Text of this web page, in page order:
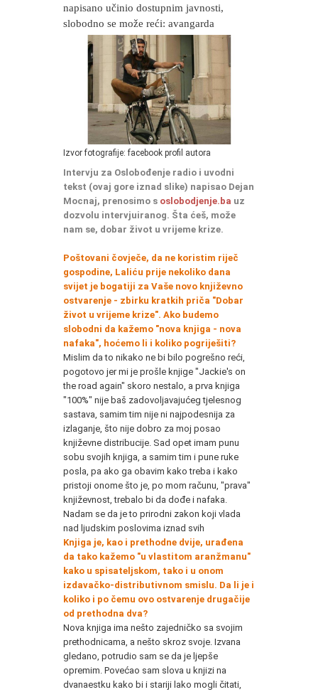
napisano učinio dostupnim javnosti,
slobodno se može reći: avangarda
Izvor fotografije: facebook profil autora
Intervju za Oslobođenje radio i uvodni
tekst (ovaj gore iznad slike) napisao Dejan
Mocnaj, prenosimo s oslobodjenje.ba uz
dozvolu intervjuiranog. Šta ćeš, može
nam se, dobar život u vrijeme krize.
Poštovani čovječe, da ne koristim riječ
gospodine, Laliću prije nekoliko dana
svijet je bogatiji za Vaše novo književno
ostvarenje - zbirku kratkih priča "Dobar
život u vrijeme krize". Ako budemo
slobodni da kažemo "nova knjiga - nova
nafaka", hoćemo li i koliko pogriješiti?
Mislim da to nikako ne bi bilo pogrešno reći,
pogotovo jer mi je prošle knjige "Jackie's on
the road again" skoro nestalo, a prva knjiga
"100%" nije baš zadovoljavajućeg tjelesnog
sastava, samim tim nije ni najpodesnija za
izlaganje, što nije dobro za moj posao
književne distribucije. Sad opet imam punu
sobu svojih knjiga, a samim tim i pune ruke
posla, pa ako ga obavim kako treba i kako
pristoji onome što je, po mom računu, "prava"
književnost, trebalo bi da dođe i nafaka.
Nadam se da je to prirodni zakon koji vlada
nad ljudskim poslovima iznad svih
Knjiga je, kao i prethodne dvije, urađena
da tako kažemo "u vlastitom aranžmanu"
kako u spisateljskom, tako i u onom
izdavačko-distributivnom smislu. Da li je i
koliko i po čemu ovo ostvarenje drugačije
od prethodna dva?
Nova knjiga ima nešto zajedničko sa svojim
prethodnicama, a nešto skroz svoje. Izvana
gledano, potrudio sam se da je ljepše
opremim. Povećao sam slova u knjizi na
dvanaestku kako bi i stariji lako mogli čitati,